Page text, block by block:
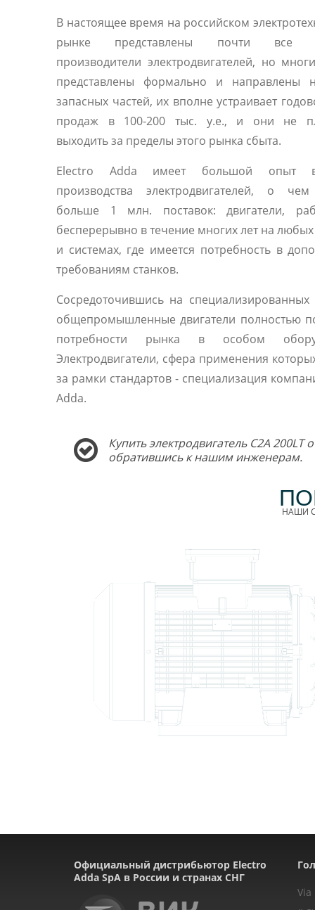
В настоящее время на российском
рынке представлены почти все
производители электродвигателей, но
представлены формально и направлены
запасных частей, их вполне устраивает
продаж в 100-200 тыс. у.е., и они не
выходить за пределы этого рынка сбыта.
Electro Adda имеет большой опыт
производства электродвигателей, о
больше 1 млн. поставок: двигатели,
бесперерывно в течение многих лет на
и системах, где имеется потребность в
требованиям станков.
Сосредоточившись на специализированных
общепромышленные двигатели полностью
потребности рынка в особом
Электродвигатели, сфера применения
за рамки стандартов - специализация
Adda.
Купить электродвигатель C2A
обратившись к нашим инженерам.
НАШИ
Официальный дистрибьютор Electro
Adda SpA в России и странах СНГ
Via